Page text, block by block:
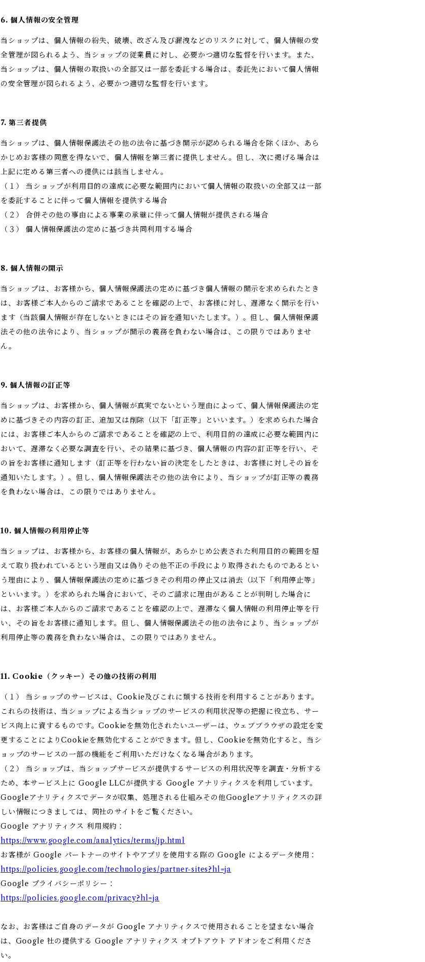
6. 個人情報の安全管理
当ショップは、個人情報の紛失、破壊、改ざん及び漏洩などのリスクに対して、個人情報の安
全管理が図られるよう、当ショップの従業員に対し、必要かつ適切な監督を行います。また、
当ショップは、個人情報の取扱いの全部又は一部を委託する場合は、委託先において個人情報
の安全管理が図られるよう、必要かつ適切な監督を行います。
7. 第三者提供
当ショップは、個人情報保護法その他の法令に基づき開示が認められる場合を除くほか、あら
かじめお客様の同意を得ないで、個人情報を第三者に提供しません。但し、次に掲げる場合は
上記に定める第三者への提供には該当しません。
（１） 当ショップが利用目的の達成に必要な範囲内において個人情報の取扱いの全部又は一部
を委託することに伴って個人情報を提供する場合
（２） 合併その他の事由による事業の承継に伴って個人情報が提供される場合
（３） 個人情報保護法の定めに基づき共同利用する場合
8. 個人情報の開示
当ショップは、お客様から、個人情報保護法の定めに基づき個人情報の開示を求められたとき
は、お客様ご本人からのご請求であることを確認の上で、お客様に対し、遅滞なく開示を行い
ます（当該個人情報が存在しないときにはその旨を通知いたします。）。但し、個人情報保護
法その他の法令により、当ショップが開示の義務を負わない場合は、この限りではありませ
ん。
9. 個人情報の訂正等
当ショップは、お客様から、個人情報が真実でないという理由によって、個人情報保護法の定
めに基づきその内容の訂正、追加又は削除（以下「訂正等」といいます。）を求められた場合
には、お客様ご本人からのご請求であることを確認の上で、利用目的の達成に必要な範囲内に
おいて、遅滞なく必要な調査を行い、その結果に基づき、個人情報の内容の訂正等を行い、そ
の旨をお客様に通知します（訂正等を行わない旨の決定をしたときは、お客様に対しその旨を
通知いたします。）。但し、個人情報保護法その他の法令により、当ショップが訂正等の義務
を負わない場合は、この限りではありません。
10. 個人情報の利用停止等
当ショップは、お客様から、お客様の個人情報が、あらかじめ公表された利用目的の範囲を超
えて取り扱われているという理由又は偽りその他不正の手段により取得されたものであるとい
う理由により、個人情報保護法の定めに基づきその利用の停止又は消去（以下「利用停止等」
といいます。）を求められた場合において、そのご請求に理由があることが判明した場合に
は、お客様ご本人からのご請求であることを確認の上で、遅滞なく個人情報の利用停止等を行
い、その旨をお客様に通知します。但し、個人情報保護法その他の法令により、当ショップが
利用停止等の義務を負わない場合は、この限りではありません。
11. Cookie（クッキー）その他の技術の利用
（１） 当ショップのサービスは、Cookie及びこれに類する技術を利用することがあります。
これらの技術は、当ショップによる当ショップのサービスの利用状況等の把握に役立ち、サー
ビス向上に資するものです。Cookieを無効化されたいユーザーは、ウェブブラウザの設定を変
更することによりCookieを無効化することができます。但し、Cookieを無効化すると、当シ
ョップのサービスの一部の機能をご利用いただけなくなる場合があります。
（２） 当ショップは、当ショップサービスが提供するサービスの利用状況等を調査・分析する
ため、本サービス上に Google LLCが提供する Google アナリティクスを利用しています。
Googleアナリティクスでデータが収集、処理される仕組みその他Googleアナリティクスの詳
しい情報につきましては、同社のサイトをご覧ください。
Google アナリティクス 利用規約：
https://www.google.com/analytics/terms/jp.html
お客様が Google パートナーのサイトやアプリを使用する際の Google によるデータ使用：
https://policies.google.com/technologies/partner-sites?hl=ja
Google プライバシーポリシー：
https://policies.google.com/privacy?hl=ja
なお、お客様はご自身のデータが Google アナリティクスで使用されることを望まない場合
は、Google 社の提供する Google アナリティクス オプトアウト アドオンをご利用くださ
い。